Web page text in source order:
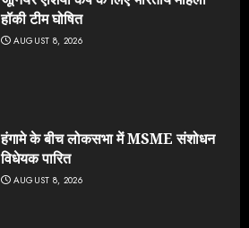
हॉकी टीम घोषित
AUGUST 8, 2026
हंगामे के बीच लोकसभा में MSME संशोधन
विधेयक पारित
AUGUST 8, 2026